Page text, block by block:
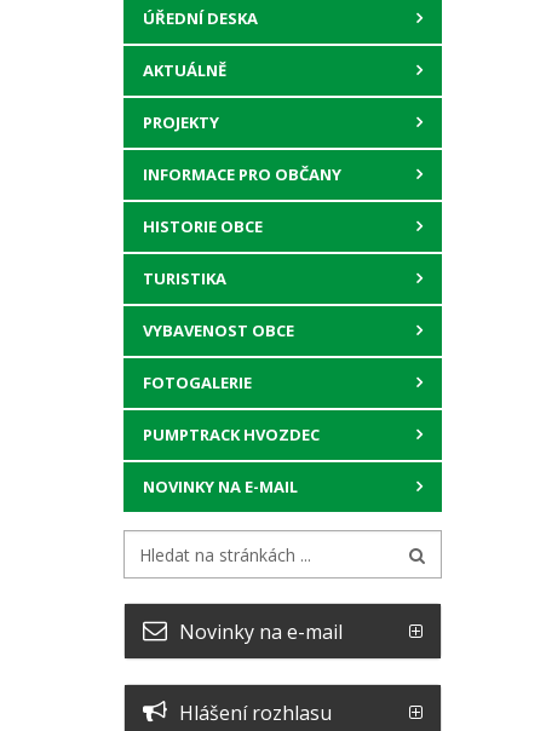
ÚŘEDNÍ DESKA
AKTUÁLNĚ
PROJEKTY
INFORMACE PRO OBČANY
HISTORIE OBCE
TURISTIKA
VYBAVENOST OBCE
FOTOGALERIE
PUMPTRACK HVOZDEC
NOVINKY NA E-MAIL
Novinky na e-mail
Hlášení rozhlasu